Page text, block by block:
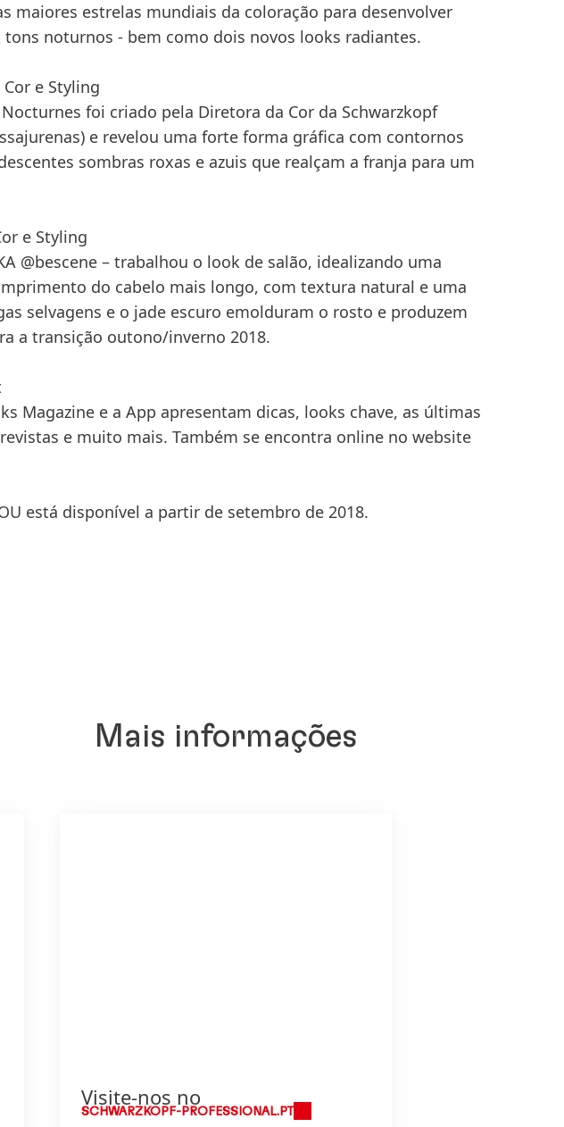
maiores estrelas mundiais da coloração para desenvolver
noturnos - bem como dois novos looks radiantes.
e Styling
foi criado pela Diretora da Cor da Schwarzkopf
e revelou uma forte forma gráfica com contornos
sombras roxas e azuis que realçam a franja para um
e Styling
@bescene – trabalhou o look de salão, idealizando uma
do cabelo mais longo, com textura natural e uma
selvagens e o jade escuro emolduram o rosto e produzem
a transição outono/inverno 2018.
Magazine e a App apresentam dicas, looks chave, as últimas
e muito mais. Também se encontra online no website
está disponível a partir de setembro de 2018.
Mais informações
Visite-nos no
SCHWARZKOPF-PROFESSIONAL.PT